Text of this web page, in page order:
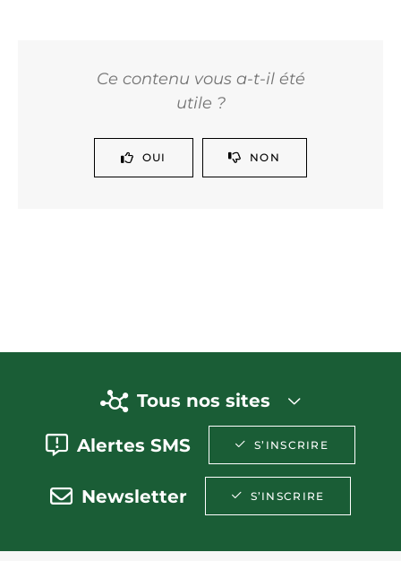
Ce contenu vous a-t-il été
utile ?
OUI NON
Tous nos sites
Alertes SMS S’INSCRIRE
Newsletter S’INSCRIRE